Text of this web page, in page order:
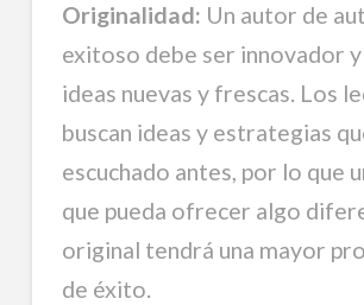
Originalidad: Un autor de
exitoso debe ser innovador
ideas nuevas y frescas. Los
buscan ideas y estrategias
escuchado antes, por lo que
que pueda ofrecer algo
original tendrá una mayor
de éxito.